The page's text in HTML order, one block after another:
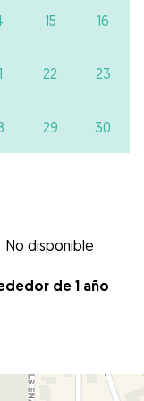
15 16
22 23
29 30
No disponible
de 1 año